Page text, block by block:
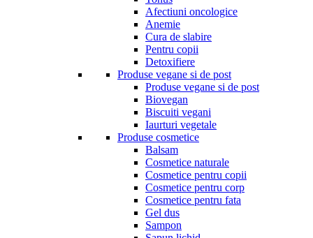
Afectiuni oncologice
Anemie
Cura de slabire
Pentru copii
Detoxifiere
Produse vegane si de post
Produse vegane si de post
Biovegan
Biscuiti vegani
Iaurturi vegetale
Produse cosmetice
Balsam
Cosmetice naturale
Cosmetice pentru copii
Cosmetice pentru corp
Cosmetice pentru fata
Gel dus
Sampon